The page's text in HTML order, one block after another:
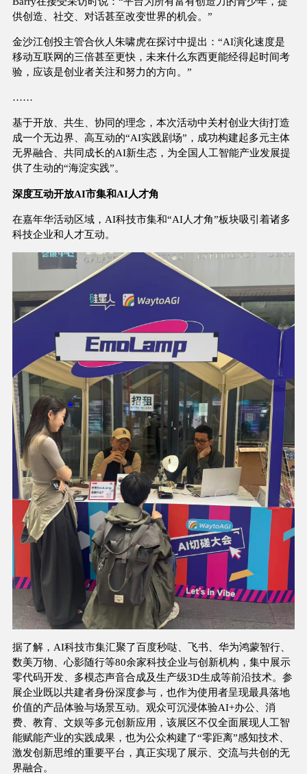
供创造、社交、对话甚至改变世界的机会。”
金沙江创投主管合伙人朱啸虎在探讨中提出：“AI演化速度是
移动互联网的三倍甚至更快，未来什么东西更能经得起时间考
验，应该是创业者关注和努力的方向。”
……
基于开放、共生、协同的理念，本次活动中关村创业大街打造
成一个无边界、高互动的“AI实践剧场”，成功构建起多元主体
无界融合、共同成长的AI新生态，为全国人工智能产业发展提
供了生动的“海淀实践”。
深度互动开放AI市集和AI人才角
在嘉年华活动区域，AI科技市集和“AI人才角”板块吸引着诸多
科技企业和人才互动。
据了解，AI科技市集汇聚了百度秒哒、飞书、华为鸿蒙智行、
数美万物、心影随行等80余家科技企业与创新机构，集中展示
零代码开发、多模态声音合成及生产级3D生成等前沿技术。参
展企业既以共建者身份深度参与，也作为使用者呈现最具落地
价值的产品体验与场景互动。观众可沉浸体验AI+办公、消
费、教育、文娱等多元创新应用，该展区不仅全面展现人工智
能赋能产业的实践成果，也为公众构建了“零距离”感知技术、
激发创新思维的重要平台，真正实现了展示、交流与共创的无
界融合。